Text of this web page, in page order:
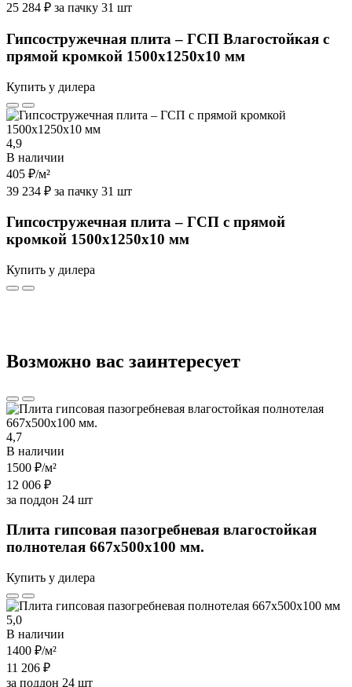
25 284 ₽ за пачку 31 шт
Гипсостружечная плита – ГСП Влагостойкая с
прямой кромкой 1500х1250х10 мм
Купить у дилера
4,9
В наличии
405 ₽/м²
39 234 ₽ за пачку 31 шт
Гипсостружечная плита – ГСП с прямой
кромкой 1500х1250х10 мм
Купить у дилера
Возможно вас заинтересует
4,7
В наличии
1500 ₽/м²
12 006 ₽
за поддон 24 шт
Плита гипсовая пазогребневая влагостойкая
полнотелая 667х500х100 мм.
Купить у дилера
5,0
В наличии
1400 ₽/м²
11 206 ₽
за поддон 24 шт